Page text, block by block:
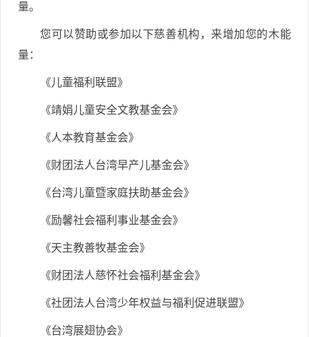
量。
您可以赞助或参加以下慈善机构，来增加您的木能
量：
《儿童福利联盟》
《靖娟儿童安全文教基金会》
《人本教育基金会》
《财团法人台湾早产儿基金会》
《台湾儿童暨家庭扶助基金会》
《励馨社会福利事业基金会》
《天主教善牧基金会》
《财团法人慈怀社会福利基金会》
《社团法人台湾少年权益与福利促进联盟》
《台湾展翅协会》